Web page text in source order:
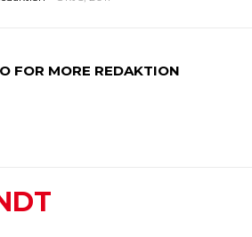
FOR MORE REDAKTION